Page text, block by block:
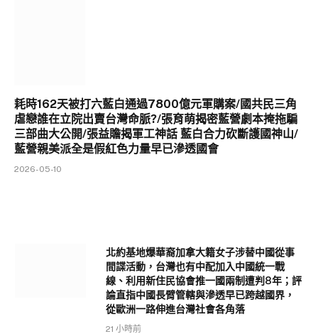
耗時162天被打六藍白通過7800億元軍購案/國共民三角
虐戀誰在立院出賣台灣命脈?/張育萌揭密藍營劇本掩拖騙
三部曲大公開/張益贍揭軍工神話 藍白合力砍斷護國神山/
藍營親美派全是假紅色力量早已滲透國會
2026-05-10
北約基地爆華裔加拿大籍女子涉替中國從事
間諜活動，台灣也有中配加入中國統一戰
線、利用新住民協會推一國兩制遭判8年；評
論直指中國長臂管轄與滲透早已跨越國界，
從歐洲一路伸進台灣社會各角落
21 小時前